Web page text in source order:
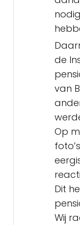
de
van
Op
Dit
Wij